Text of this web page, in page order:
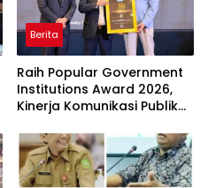
Berita
Raih Popular Government
Institutions Award 2026,
Kinerja Komunikasi Publik
Kembali Diakui